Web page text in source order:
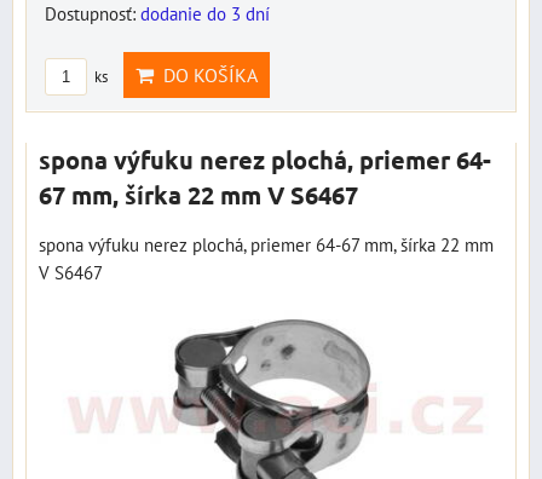
Dostupnosť: dodanie do 3 dní
ks DO KOŠÍKA
spona výfuku nerez plochá, priemer 64-
67 mm, šírka 22 mm V S6467
spona výfuku nerez plochá, priemer 64-67 mm, šírka 22 mm
V S6467